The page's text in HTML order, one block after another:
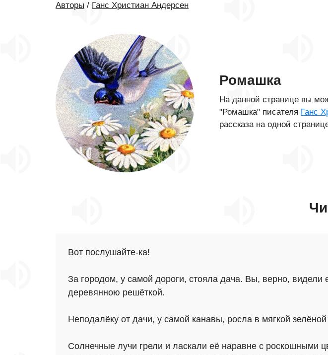
Авторы / Ганс Христиан Андерсен
Ромашка
На данной странице вы
"Ромашка" писателя Ганс
рассказа на одной
Вот послушайте-ка!
За городом, у самой дороги, стояла дача. Вы, верно,
деревянною решёткой.
Неподалёку от дачи, у самой канавы, росла в мягкой
Солнечные лучи грели и ласкали её наравне с роскошными